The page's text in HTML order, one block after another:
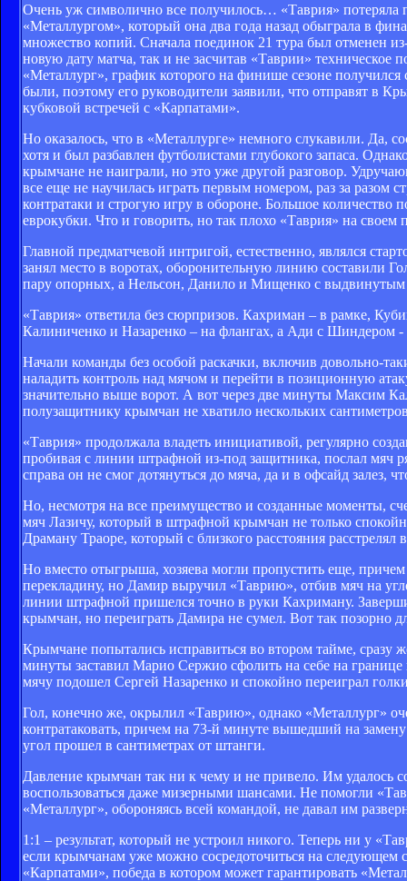
Очень уж символично все получилось… «Таврия» потеряла
«Металлургом», который она два года назад обыграла в
множество копий. Сначала поединок 21 тура был отменен
новую дату матча, так и не засчитав «Таврии»
«Металлург», график которого на финише сезоне
были, поэтому его руководители заявили, что отправят в
кубковой встречей с «Карпатами».
Но оказалось, что в «Металлурге» немного слукавили. Да,
хотя и был разбавлен футболистами глубокого запаса.
крымчане не наиграли, но это уже другой разговор.
все еще не научилась играть первым номером, раз за разом
контратаки и строгую игру в обороне. Большое количество
еврокубки. Что и говорить, но так плохо «Таврия» на своем
Главной предматчевой интригой, естественно, являлся
занял место в воротах, оборонительную линию составили
пару опорных, а Нельсон, Данило и Мищенко с выдвинутым
«Таврия» ответила без сюрпризов. Кахриман – в рамке,
Калиниченко и Назаренко – на флангах, а Ади с Шиндером -
Начали команды без особой раскачки, включив довольно-
наладить контроль над мячом и перейти в позиционную
значительно выше ворот. А вот через две минуты Максим
полузащитнику крымчан не хватило нескольких
«Таврия» продолжала владеть инициативой, регулярно
пробивая с линии штрафной из-под защитника, послал мяч
справа он не смог дотянуться до мяча, да и в офсайд залез,
Но, несмотря на все преимущество и созданные моменты,
мяч Лазичу, который в штрафной крымчан не только
Драману Траоре, который с близкого расстояния
Но вместо отыгрыша, хозяева могли пропустить еще,
перекладину, но Дамир выручил «Таврию», отбив мяч на
линии штрафной пришелся точно в руки Кахриману.
крымчан, но переиграть Дамира не сумел. Вот так позорно
Крымчане попытались исправиться во втором тайме, сразу
минуты заставил Марио Сержио сфолить на себе на
мячу подошел Сергей Назаренко и спокойно переиграл
Гол, конечно же, окрылил «Таврию», однако «Металлург»
контратаковать, причем на 73-й минуте вышедший на
угол прошел в сантиметрах от штанги.
Давление крымчан так ни к чему и не привело. Им удалось
воспользоваться даже мизерными шансами. Не помогли
«Металлург», обороняясь всей командой, не давал им
1:1 – результат, который не устроил никого. Теперь ни у
если крымчанам уже можно сосредоточиться на следующем
«Карпатами», победа в котором может гарантировать